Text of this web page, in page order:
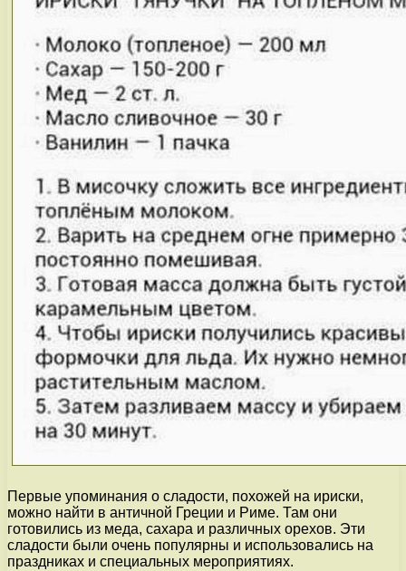
Первые упоминания о сладости, похожей на ириски,
можно найти в античной Греции и Риме. Там они
готовились из меда, сахара и различных орехов. Эти
сладости были очень популярны и использовались на
праздниках и специальных мероприятиях.